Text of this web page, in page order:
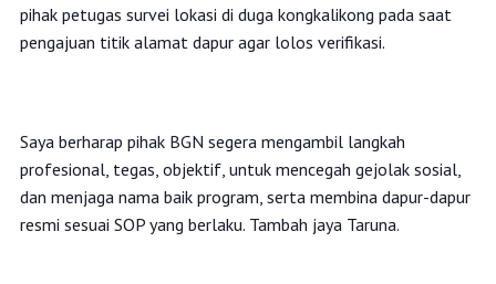
pihak petugas survei lokasi di duga kongkalikong pada saat
pengajuan titik alamat dapur agar lolos verifikasi.
‎Saya berharap pihak BGN segera mengambil langkah
profesional, tegas, objektif, untuk mencegah gejolak sosial,
dan menjaga nama baik program, serta membina dapur-dapur
resmi sesuai SOP yang berlaku. Tambah jaya Taruna.